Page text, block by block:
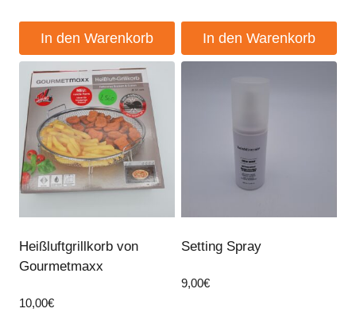
In den Warenkorb In den Warenkorb
Heißluftgrillkorb von
Gourmetmaxx
10,00€
Setting Spray
9,00€